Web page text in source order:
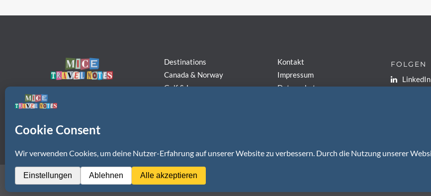
All rights reserved
Destinations
Canada & Norway
Golf & Luxury
Kontakt
Impressum
Datenschutz
FOLGEN
LinkedIn
Kooperation, Werbung & PR Impressum